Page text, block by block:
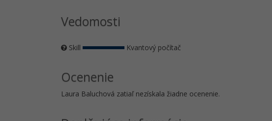
Vedomosti
Skill Kvantový počítač
Ocenenie
Laura Baluchová zatiaľ nezískala žiadne ocenenie.